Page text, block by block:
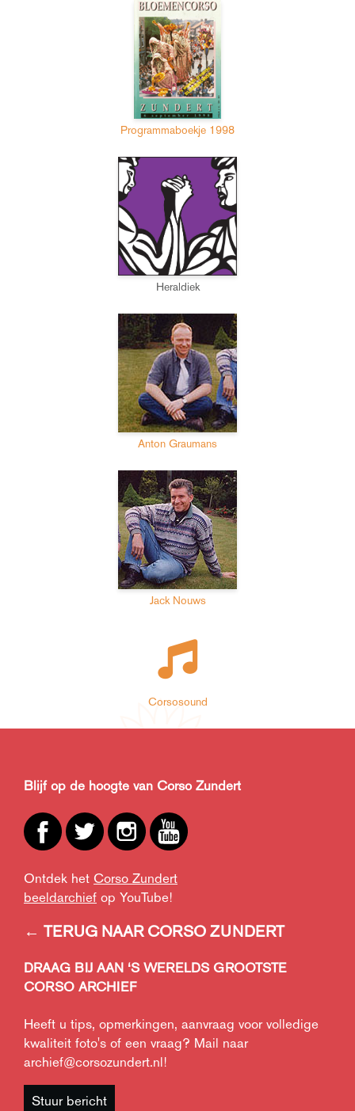
Programmaboekje 1998
Heraldiek
Anton Graumans
Jack Nouws
Corsosound
Blijf op de hoogte van Corso Zundert
Ontdek het Corso Zundert
beeldarchief op YouTube!
← TERUG NAAR CORSO ZUNDERT
DRAAG BIJ AAN ‘S WERELDS GROOTSTE
CORSO ARCHIEF
Heeft u tips, opmerkingen, aanvraag voor volledige
kwaliteit foto's of een vraag? Mail naar
archief@corsozundert.nl!
Stuur bericht